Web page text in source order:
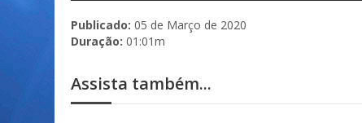
Publicado: 05 de Março de 2020
Duração: 01:01m
Assista também...